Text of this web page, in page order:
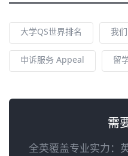
大学QS世界排名 我
申诉服务 Appeal 留
需
全英覆盖专业实力：